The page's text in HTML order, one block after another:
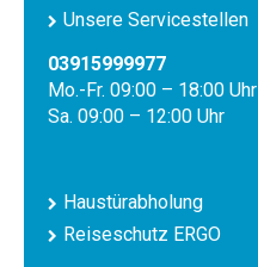
Unsere Servicestellen
03915999977
Mo.-Fr. 09:00 – 18:00 Uhr
Sa. 09:00 – 12:00 Uhr
Haustürabholung
Reiseschutz ERGO